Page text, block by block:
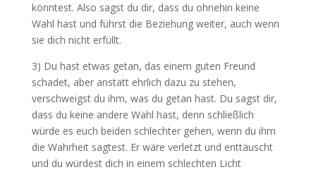
könntest. Also sagst du dir, dass du ohnehin keine
Wahl hast und führst die Beziehung weiter, auch wenn
sie dich nicht erfüllt.
3) Du hast etwas getan, das einem guten Freund
schadet, aber anstatt ehrlich dazu zu stehen,
verschweigst du ihm, was du getan hast. Du sagst dir,
dass du keine andere Wahl hast, denn schließlich
würde es euch beiden schlechter gehen, wenn du ihm
die Wahrheit sagtest. Er wäre verletzt und enttäuscht
und du würdest dich in einem schlechten Licht